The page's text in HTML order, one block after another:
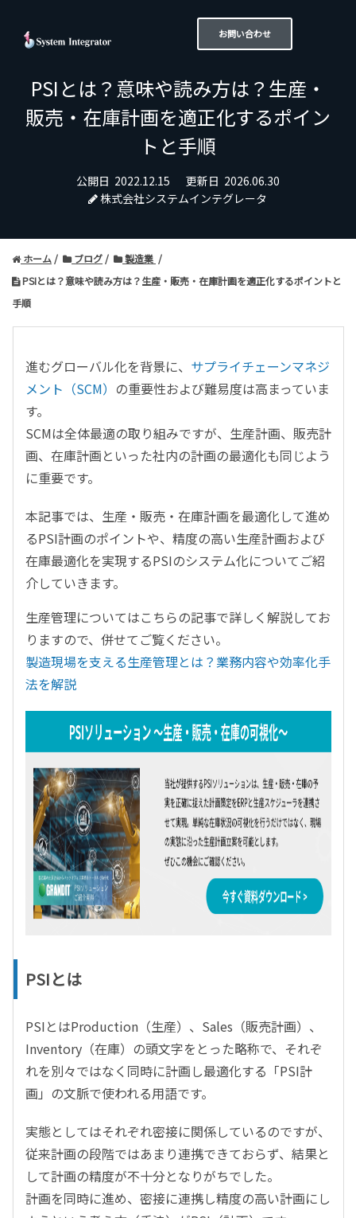
お問い合わせ
PSIとは？意味や読み方は？生産・
販売・在庫計画を適正化するポイン
トと手順
公開日 2022.12.15 更新日 2026.06.30
株式会社システムインテグレータ
ホーム ブログ
製造業
PSIとは？意味や読み方は？生産・販売・在庫計画を適正化するポイントと
手順
進むグローバル化を背景に、 サプライチェーンマネジ
メント（SCM） の重要性および難易度は高まっていま
す。
SCMは全体最適の取り組みですが、生産計画、販売計
画、在庫計画といった社内の計画の最適化も同じよう
に重要です。
本記事では、生産・販売・在庫計画を最適化して進め
るPSI計画のポイントや、精度の高い生産計画および
在庫最適化を実現するPSIのシステム化についてご紹
介していきます。
生産管理についてはこちらの記事で詳しく解説してお
りますので、併せてご覧ください。
製造現場を支える生産管理とは？業務内容や効率化手
法を解説
PSIとは
PSIとはProduction（生産）、Sales（販売計画）、
Inventory（在庫）の頭文字をとった略称で、それぞ
れを別々ではなく同時に計画し最適化する「PSI計
画」の文脈で使われる用語です。
実態としてはそれぞれ密接に関係しているのですが、
従来計画の段階ではあまり連携できておらず、結果と
して計画の精度が不十分となりがちでした。
計画を同時に進め、密接に連携し精度の高い計画にし